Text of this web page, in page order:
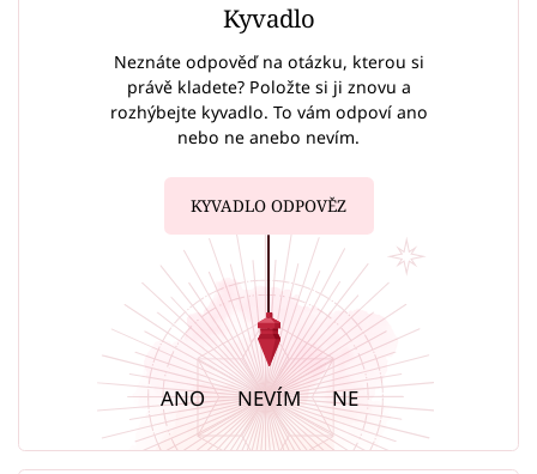
Kyvadlo
Neznáte odpověď na otázku, kterou si
právě kladete? Položte si ji znovu a
rozhýbejte kyvadlo. To vám odpoví ano
nebo ne anebo nevím.
KYVADLO ODPOVĚZ
ANO NEVÍM NE